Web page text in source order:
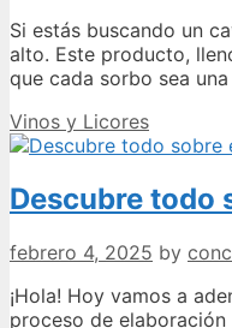
Si estás buscando un
alto. Este producto,
que cada sorbo sea
Categories
Vinos y Licores
Descubre todo
febrero 4, 2025 by
¡Hola! Hoy vamos a
proceso de